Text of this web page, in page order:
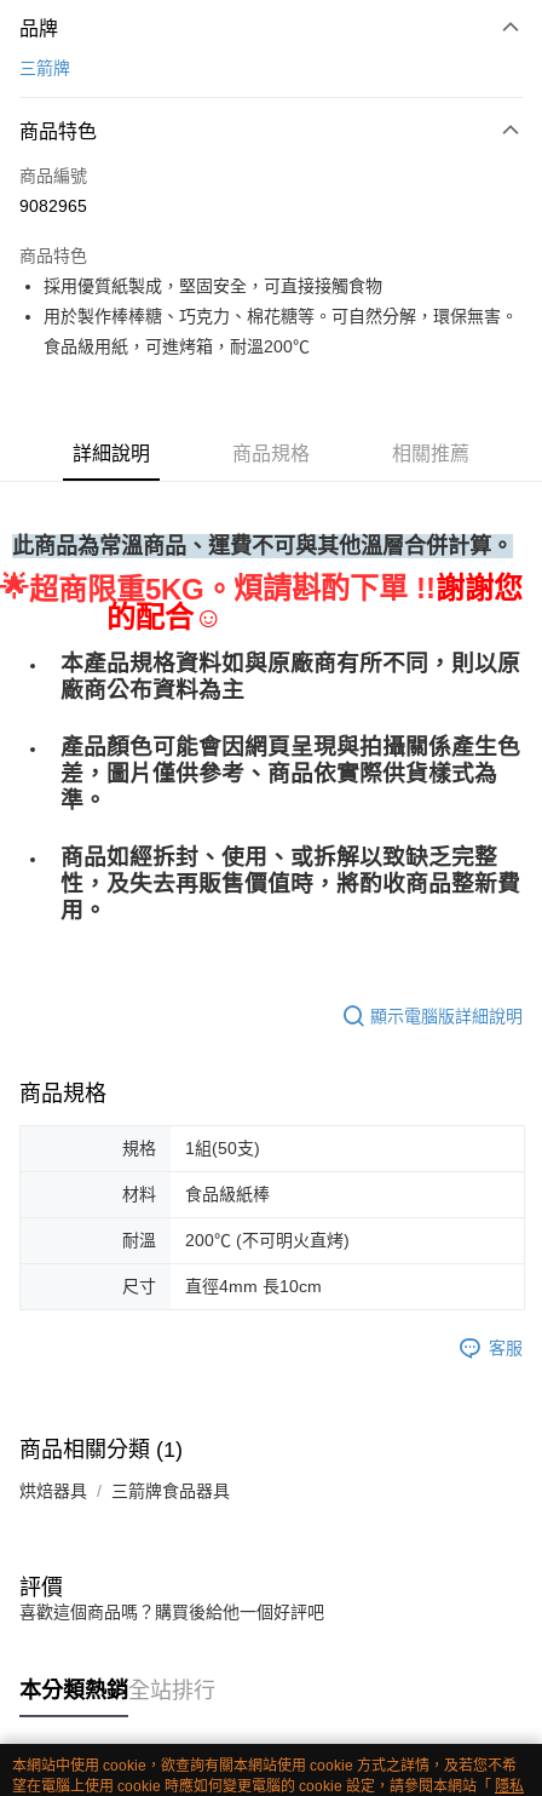
信用卡一次付款
運送方式
• 付款後全家取貨
• 付款後7-11取貨
每筆NT$60，滿NT$699(含以上)免運費
(請點開選項勾選)
品牌
三箭牌
商品特色
商品編號
9082965
商品特色
採用優質紙製成，堅固安全，可直接接觸食物
用於製作棒棒糖、巧克力、棉花糖等。可自然分解，環保無害。
食品級用紙，可進烤箱，耐溫200℃
詳細說明 商品規格 相關推薦
此商品為常溫商品、運費不可與其他溫層合併計算。
🌟超商限重5KG。 煩請斟酌下單 !!謝謝您
的配合☺
本產品規格資料如與原廠商有所不同，則以原
廠商公布資料為主
產品顏色可能會因網頁呈現與拍攝關係產生色
差，圖片僅供參考、商品依實際供貨樣式為
準。
商品如經拆封、使用、或拆解以致缺乏完整
性，及失去再販售價值時，將酌收商品整﻿新費
用。
顯示電腦版詳細說明
商品規格
規格 1組(50支)
材料 食品級紙棒
耐溫 200℃ (不可明火直烤)
尺寸 直徑4mm 長10cm
客服
商品相關分類 (1)
烘焙器具 三箭牌食品器具
評價
喜歡這個商品嗎？購買後給他一個好評吧
本分類熱銷全站排行
熱門標籤
本網站中使用 cookie，欲查詢有關本網站使用 cookie 方式之詳情，及若您不希
望在電腦上使用 cookie 時應如何變更電腦的 cookie 設定，請參閱本網站「 隱私